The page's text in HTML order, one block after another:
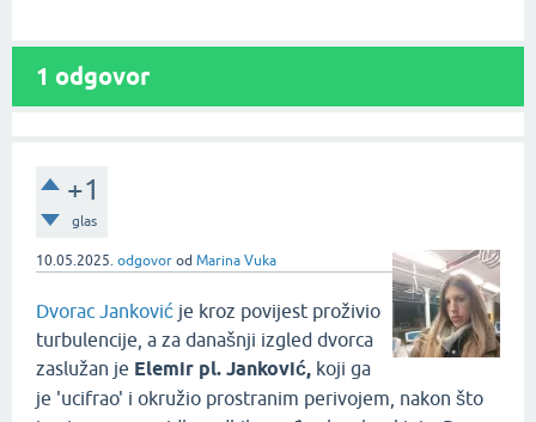
1 odgovor
+1
glas
10.05.2025. odgovor od Marina Vuka
Dvorac Janković je kroz povijest proživio
turbulencije, a za današnji izgled dvorca
zaslužan je Elemir pl. Janković, koji ga
je 'ucifrao' i okružio prostranim perivojem, nakon što